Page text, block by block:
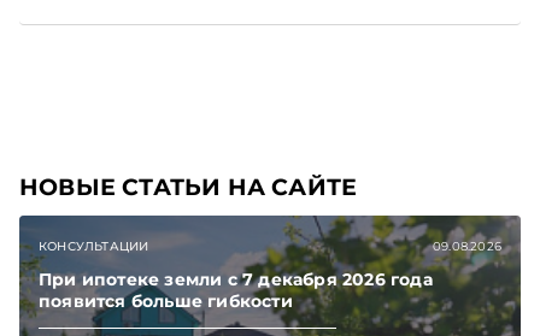
НОВЫЕ СТАТЬИ НА САЙТЕ
КОНСУЛЬТАЦИИ 09.08.2026
При ипотеке земли с 7 декабря 2026 года
появится больше гибкости